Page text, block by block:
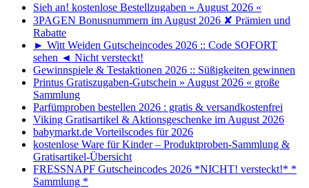
Sieh an! kostenlose Bestellzugaben » August 2026 «
3PAGEN Bonusnummern im August 2026 ✘ Prämien und
Rabatte
► Witt Weiden Gutscheincodes 2026 :: Code SOFORT
sehen ◄ Nicht versteckt!
Gewinnspiele & Testaktionen 2026 :: Süßigkeiten gewinnen
Printus Gratiszugaben-Gutschein » August 2026 « große
Sammlung
Parfümproben bestellen 2026 : gratis & versandkostenfrei
Viking Gratisartikel & Aktionsgeschenke im August 2026
babymarkt.de Vorteilscodes für 2026
kostenlose Ware für Kinder – Produktproben-Sammlung &
Gratisartikel-Übersicht
FRESSNAPF Gutscheincodes 2026 *NICHT! versteckt!* *
Sammlung *